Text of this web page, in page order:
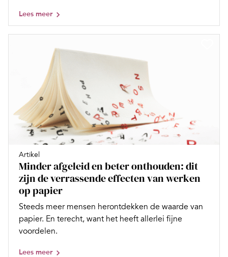
Lees meer
Artikel
Minder afgeleid en beter onthouden: dit
zijn de verrassende effecten van werken
op papier
Steeds meer mensen herontdekken de waarde van
papier. En terecht, want het heeft allerlei fijne
voordelen.
Lees meer